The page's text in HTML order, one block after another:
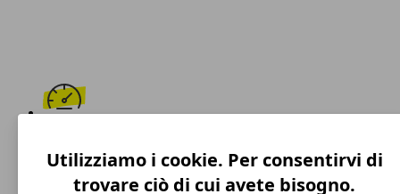
Utilizziamo i cookie. Per consentirvi di
trovare ciò di cui avete bisogno.